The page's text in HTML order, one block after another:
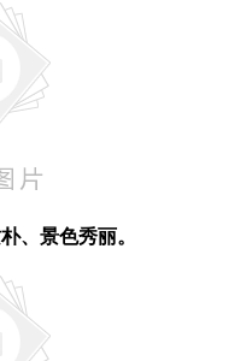
、景色秀丽。